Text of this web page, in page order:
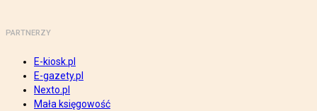
PARTNERZY
E-kiosk.pl
E-gazety.pl
Nexto.pl
Mała księgowość